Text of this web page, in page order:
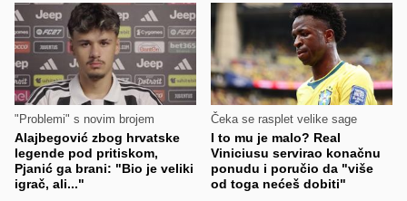
"Problemi" s novim brojem
Alajbegović zbog hrvatske
legende pod pritiskom,
Pjanić ga brani: "Bio je veliki
igrač, ali..."
Čeka se rasplet velike sage
I to mu je malo? Real
Viniciusu servirao konačnu
ponudu i poručio da "više
od toga nećeš dobiti"